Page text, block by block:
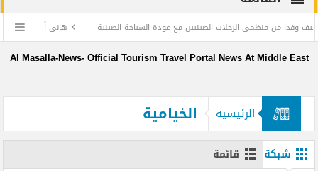
منظمي الرحلات الصينيين مع عودة السياحة الصينية
هاني أسامة عضو مجلس
طائرات أكاديمية تدريب الطيارين
Al Masalla-News- Official Tourism Travel Portal News At Middle East
الرئيسيه الخيامية
شبكة قائمة